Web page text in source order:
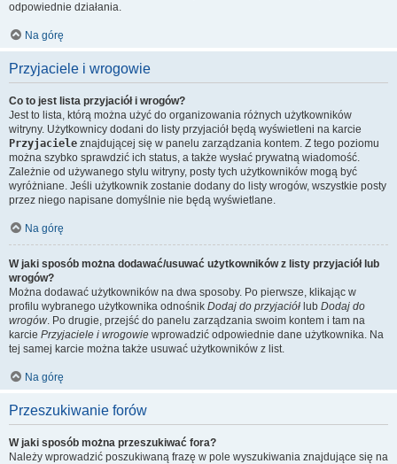
odpowiednie działania.
Na górę
Przyjaciele i wrogowie
Co to jest lista przyjaciół i wrogów?
Jest to lista, którą można użyć do organizowania różnych użytkowników
witryny. Użytkownicy dodani do listy przyjaciół będą wyświetleni na karcie
Przyjaciele znajdującej się w panelu zarządzania kontem. Z tego poziomu
można szybko sprawdzić ich status, a także wysłać prywatną wiadomość.
Zależnie od używanego stylu witryny, posty tych użytkowników mogą być
wyróżniane. Jeśli użytkownik zostanie dodany do listy wrogów, wszystkie posty
przez niego napisane domyślnie nie będą wyświetlane.
Na górę
W jaki sposób można dodawać/usuwać użytkowników z listy przyjaciół lub
wrogów?
Można dodawać użytkowników na dwa sposoby. Po pierwsze, klikając w
profilu wybranego użytkownika odnośnik Dodaj do przyjaciół lub Dodaj do
wrogów. Po drugie, przejść do panelu zarządzania swoim kontem i tam na
karcie Przyjaciele i wrogowie wprowadzić odpowiednie dane użytkownika. Na
tej samej karcie można także usuwać użytkowników z list.
Na górę
Przeszukiwanie forów
W jaki sposób można przeszukiwać fora?
Należy wprowadzić poszukiwaną frazę w pole wyszukiwania znajdujące się na